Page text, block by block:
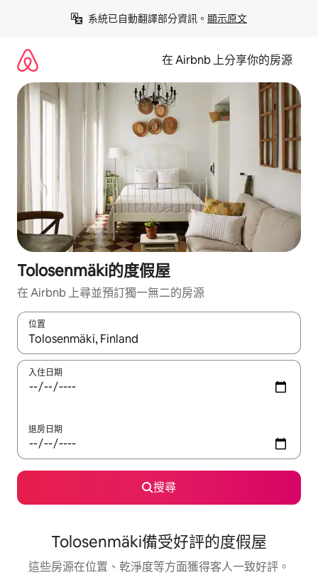
系統已自動翻譯部分資訊。 顯示原文
在 Airbnb 上分享你的房源
Tolosenmäki的度假屋
在 Airbnb 上尋並預訂獨一無二的房源
位置
如有搜尋結果，瀏覽內容時請使用上下箭頭，或輕點、滑動裝置。
入住日期
退房日期
搜尋
Tolosenmäki備受好評的度假屋
這些房源在位置、乾淨度等方面獲得客人一致好評。